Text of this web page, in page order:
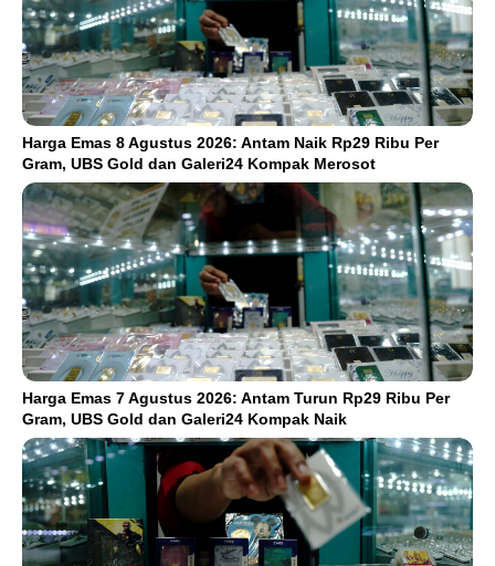
Harga Emas 8 Agustus 2026: Antam Naik Rp29 Ribu Per
Gram, UBS Gold dan Galeri24 Kompak Merosot
Harga Emas 7 Agustus 2026: Antam Turun Rp29 Ribu Per
Gram, UBS Gold dan Galeri24 Kompak Naik